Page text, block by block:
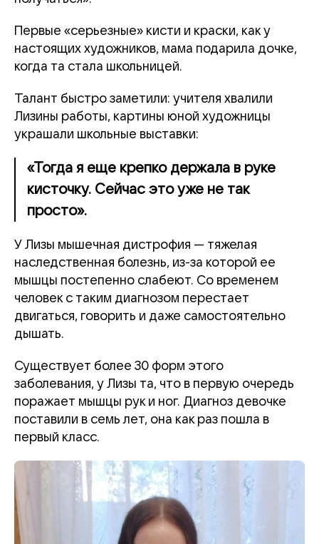
Первые «серьезные» кисти и краски, как у
настоящих художников, мама подарила дочке,
когда та стала школьницей.
Талант быстро заметили: учителя хвалили
Лизины работы, картины юной художницы
украшали школьные выставки:
«Тогда я еще крепко держала в руке
кисточку. Сейчас это уже не так
просто».
У Лизы мышечная дистрофия — тяжелая
наследственная болезнь, из-за которой ее
мышцы постепенно слабеют. Со временем
человек с таким диагнозом перестает
двигаться, говорить и даже самостоятельно
дышать.
Существует более 30 форм этого
заболевания, у Лизы та, что в первую очередь
поражает мышцы рук и ног. Диагноз девочке
поставили в семь лет, она как раз пошла в
первый класс.